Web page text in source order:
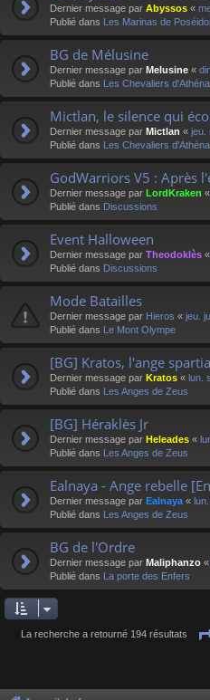
Dernier message par Abyssos «
Publié dans Les Marinas de
BG de Mélusine
Dernier message par Melusine «
Publié dans Les Chevaliers d'Athéna
Mictlan, le silence qui
Dernier message par Mictlan « jeu.
Publié dans Les Chevaliers d'Athéna
GodWarriors V5 : Après
Dernier message par LordKraken «
Publié dans Discussions
Event Halloween
Dernier message par Theodoklès «
Publié dans Discussions
Mode Batailles
Dernier message par Hieros « jeu.
Publié dans Le Mont Olympe
[BG] Kratos, l'ange
Dernier message par Kratos « lun.
Publié dans Les Anges de Zeus
[BG] Héraklès Jr
Dernier message par Heleades «
Publié dans Les Anges de Zeus
Ealnaya - Ange rebelle
Dernier message par Ealnaya «
Publié dans Les Anges de Zeus
BG de l'Ordre
Dernier message par Maliphanzo «
Publié dans La porte des Enfers
La recherche a retourné 194 résultats